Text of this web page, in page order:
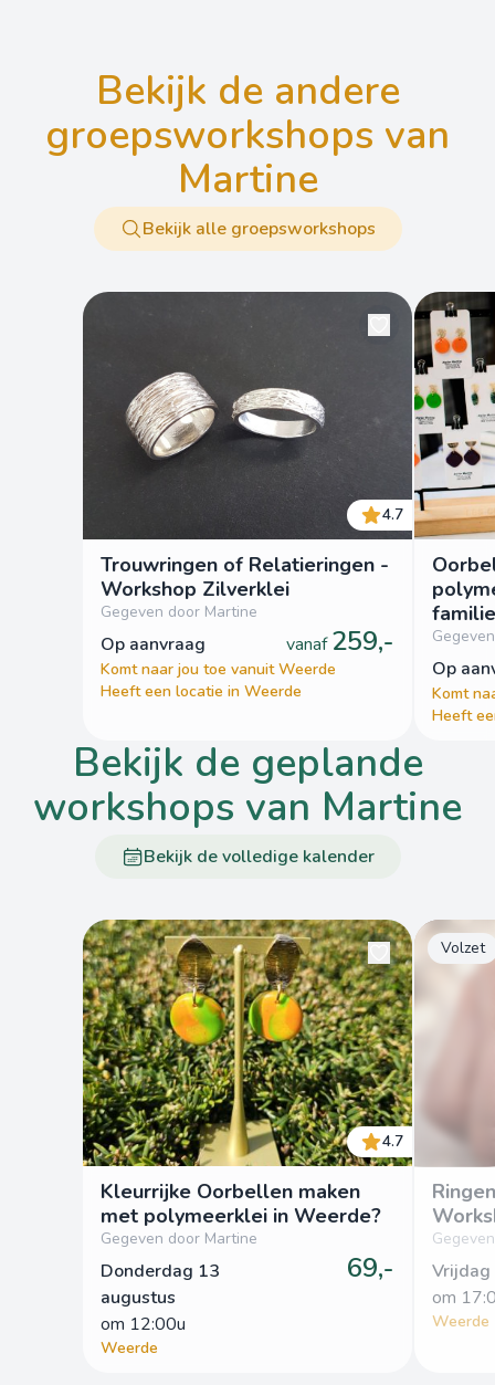
bekijk de andere
groepsworkshops van
Martine
Bekijk alle groepsworkshops
4.7
Trouwringen of Relatieringen -
Workshop Zilverklei
Gegeven door Martine
op aanvraag vanaf 259,-
Komt naar jou toe vanuit Weerde
Heeft een locatie in Weerde
op
Komt
Heeft
bekijk de geplande
workshops van Martine
Bekijk de volledige kalender
4.7
Kleurrijke Oorbellen maken
met polymeerklei in Weerde?
Gegeven door Martine
Donderdag 13
augustus
om 12:00u
69,-
Weerde
Volzet
om
Weerde